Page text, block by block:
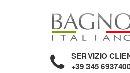
SERVIZIO
+39 345